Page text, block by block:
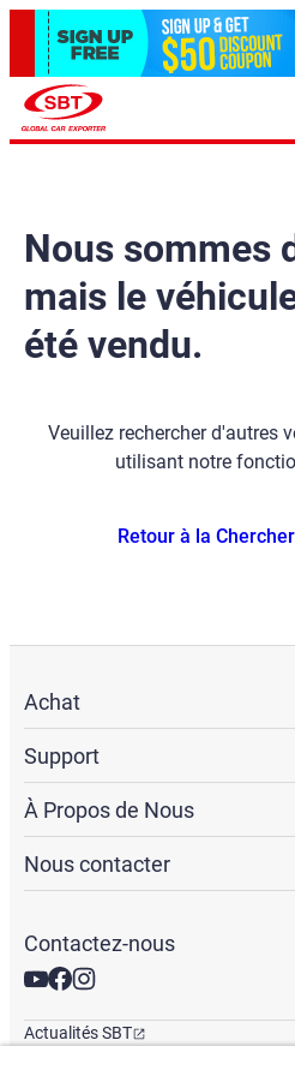
Nous sommes
mais le
été vendu.
Veuillez rechercher d'autres
utilisant notre
Retour à la
Achat
Support
À Propos de Nous
Nous contacter
Contactez-nous
Actualités SBT